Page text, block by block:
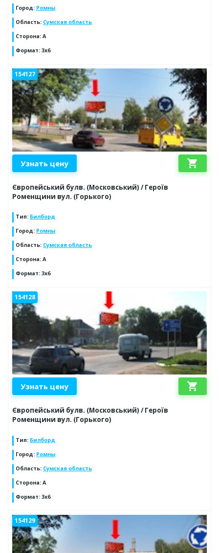
Город: Ромны
Область: Сумская область
Сторона: A
Формат: 3x6
154127
Узнать цену shopping_cart
Європейський булв. (Московський) / Героїв
Роменщини вул. (Горького)
Тип: Билборд
Город: Ромны
Область: Сумская область
Сторона: A
Формат: 3x6
154128
Узнать цену shopping_cart
Європейський булв. (Московський) / Героїв
Роменщини вул. (Горького)
Тип: Билборд
Город: Ромны
Область: Сумская область
Сторона: A
Формат: 3x6
154129